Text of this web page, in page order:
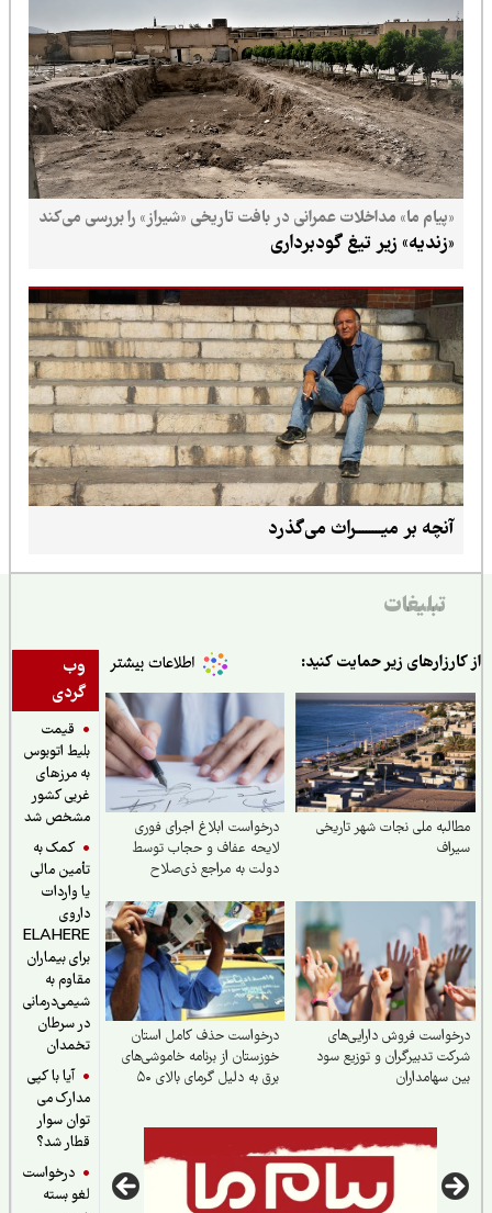
«پیام ما» مداخلات عمرانی در بافت تاریخی «شیراز» را بررسی می‌کند
«زندیه» زیر تیغ گودبرداری
آنچه بر میــــــــراث می‌گذرد
تبلیغات
وب
گردی
قیمت
بلیط اتوبوس
به مرزهای
غربی کشور
مشخص شد
کمک به
تأمین مالی
یا واردات
داروی
ELAHERE
برای بیماران
مقاوم به
شیمی‌درمانی
در سرطان
تخمدان
آیا با کپی
مدارک می
توان سوار
قطار شد؟
درخواست
لغو بسته
زیر حمایت کنید:
ملی نجات شهر تاریخی
درخواست ابلاغ اجرای فوری
لایحه عفاف و حجاب توسط
دولت به مراجع ذی‌صلاح
فروش دارایی‌های
تدبیرگران و توزیع سود
سهامداران
درخواست حذف کامل استان
خوزستان از برنامه خاموشی‌های
برق به دلیل گرمای بالای ۵۰